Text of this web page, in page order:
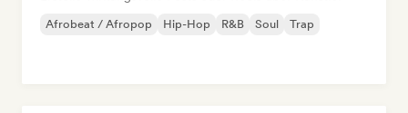
Afrobeat / Afropop Hip-Hop R&B Soul Trap